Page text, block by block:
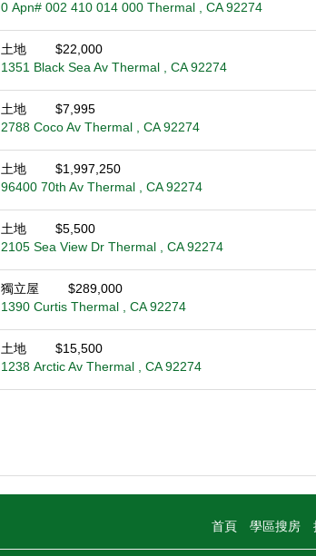
0 Apn# 002 410 014 000 Thermal , CA 92274
土地
$22,000
1351 Black Sea Av Thermal , CA 92274
土地
$7,995
2788 Coco Av Thermal , CA 92274
土地
$1,997,250
96400 70th Av Thermal , CA 92274
土地
$5,500
2105 Sea View Dr Thermal , CA 92274
獨立屋
$289,000
1390 Curtis Thermal , CA 92274
土地
$15,500
1238 Arctic Av Thermal , CA 92274
首頁 學區搜房